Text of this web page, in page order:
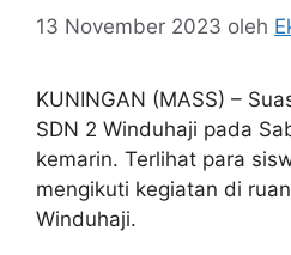
13 November 2023 oleh
KUNINGAN (MASS) –
SDN 2 Winduhaji pada
kemarin. Terlihat para
mengikuti kegiatan di
Winduhaji.